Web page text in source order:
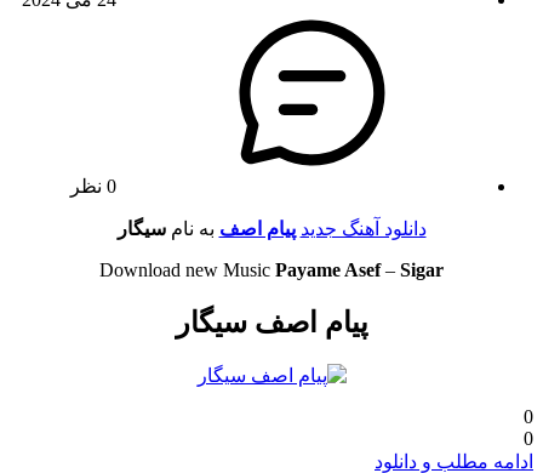
دانلود آهنگ جدید پیام اصف به نامسیگار
Download new Music Payame Asef– Sigar
پیام اصف سیگار
0
0
ادامه مطلب و دانلود